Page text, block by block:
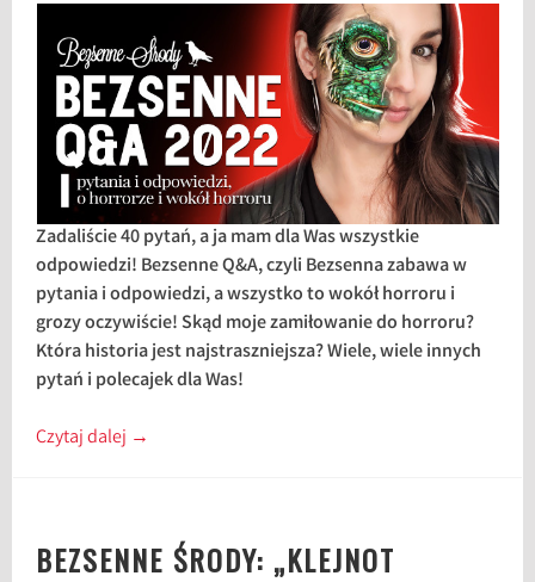
Zadaliście 40 pytań, a ja mam dla Was wszystkie
odpowiedzi! Bezsenne Q&A, czyli Bezsenna zabawa w
pytania i odpowiedzi, a wszystko to wokół horroru i
grozy oczywiście! Skąd moje zamiłowanie do horroru?
Która historia jest najstraszniejsza? Wiele, wiele innych
pytań i polecajek dla Was!
Czytaj dalej →
BEZSENNE ŚRODY: „KLEJNOT